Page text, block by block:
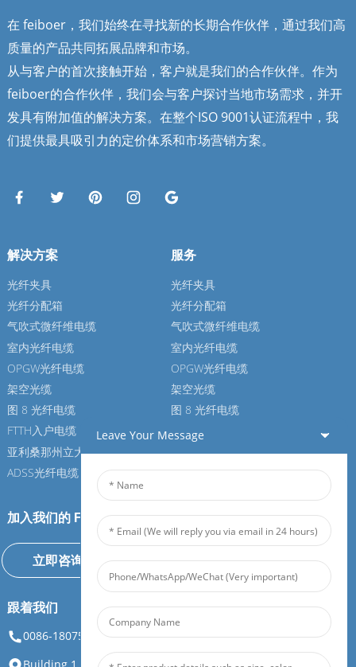
在 feiboer，我们始终在寻找新的长期合作伙伴，通过我们高
质量的产品共同拓展品牌和市场。
从与客户的首次接触开始，客户就是我们的合作伙伴。作为
feiboer的合作伙伴，我们会与客户探讨当地市场需求，并开
发具有附加值的解决方案。在整个ISO 9001认证流程中，我
们提供最具吸引力的定价体系和市场营销方案。
解决方案
光纤夹具
光纤分配箱
气吹式微纤维电缆
室内光纤电缆
OPGW光纤电缆
架空光缆
图 8 光纤电缆
FTTH入户电缆
亚利桑那州立大学光纤电缆
ADSS光纤电缆
服务
光纤夹具
光纤分配箱
气吹式微纤维电缆
室内光纤电缆
OPGW光纤电缆
架空光缆
图 8 光纤电缆
FTTH入户电缆
亚利桑那州立大学光纤电缆
ADSS光纤电缆
加入我们的 Feiboer
立即咨询
跟着我们
0086-18075108880
info@feiboer.com.cn
Leave Your Message